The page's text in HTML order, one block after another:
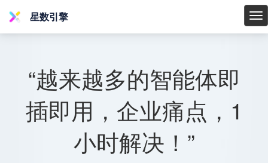
星
星数引擎
“越来越多的智能体即
插即用，企业痛点，1
小时解决！”